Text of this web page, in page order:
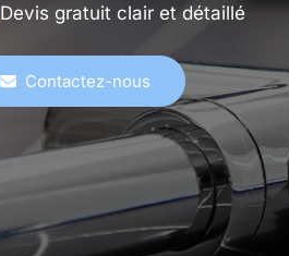
Devis gratuit clair et détaillé
Contactez-nous